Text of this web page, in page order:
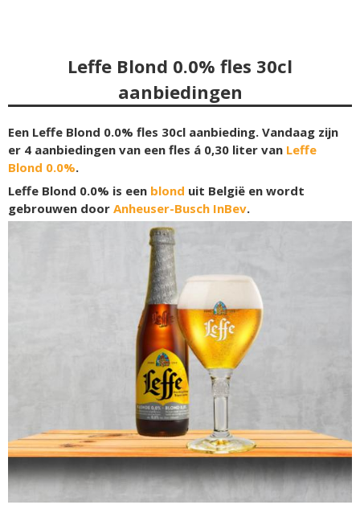
Leffe Blond 0.0% fles 30cl
aanbiedingen
Een Leffe Blond 0.0% fles 30cl aanbieding. Vandaag zijn
er 4 aanbiedingen van een fles á 0,30 liter van Leffe
Blond 0.0%.
Leffe Blond 0.0% is een blond uit België en wordt
gebrouwen door Anheuser-Busch InBev.